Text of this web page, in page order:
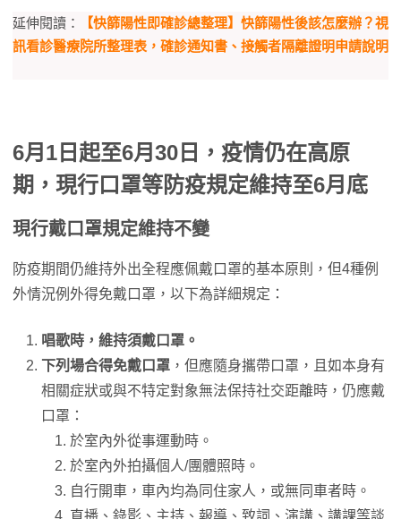
延伸閱讀：
【快篩陽性即確診總整理】快篩陽性後該怎麼辦？視
訊看診醫療院所整理表，確診通知書、接觸者隔離證明申請說明
6月1日起至6月30日，疫情仍在高原
期，現行口罩等防疫規定維持至6月底
現行戴口罩規定維持不變
防疫期間仍維持外出全程應佩戴口罩的基本原則，但4種例
外情況例外得免戴口罩，以下為詳細規定：
唱歌時，維持須戴口罩。
下列場合得免戴口罩 ，但應隨身攜帶口罩，且如本身有
相關症狀或與不特定對象無法保持社交距離時，仍應戴
口罩：
於室內外從事運動時。
於室內外拍攝個人/團體照時。
自行開車，車內均為同住家人，或無同車者時。